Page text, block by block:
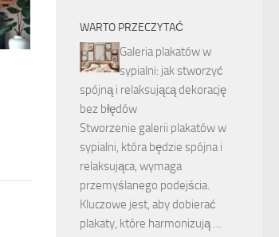
WARTO PRZECZYTAĆ
Galeria plakatów w
sypialni: jak stworzyć
spójną i relaksującą dekorację
bez błędów
Stworzenie galerii plakatów w
sypialni, która będzie spójna i
relaksująca, wymaga
przemyślanego podejścia.
Kluczowe jest, aby dobierać
plakaty, które harmonizują …